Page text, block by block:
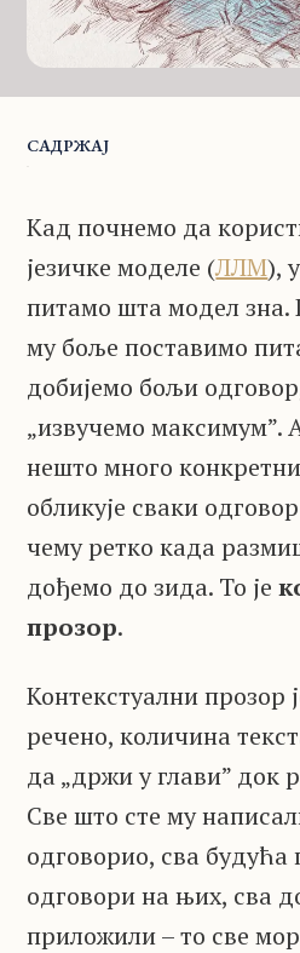
САДРЖАЈ
Кад почнемо да
језичке моделе (ЛЛМ),
питамо шта модел зна.
му боље поставимо
добијемо бољи
„извучемо максимум”.
нешто много
обликује сваки
чему ретко када
дођемо до зида. То је
прозор.
Контекстуални прозор
речено, количина
да „држи у глави” док
Све што сте му
одговорио, сва
одговори на њих, сва
приложили – то све